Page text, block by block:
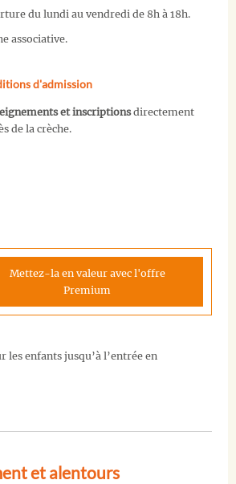
du lundi au vendredi de 8h à 18h.
associative.
d'admission
et inscriptionsdirectement
de la crèche.
Mettez-la en valeur avec l'offre
Premium
les enfants jusqu’à l’entrée en
et alentours